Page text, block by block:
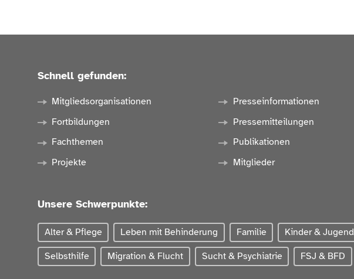
Schnell gefunden:
Mitgliedsorganisationen
Fortbildungen
Fachthemen
Projekte
Presseinformationen
Pressemitteilungen
Publikationen
Mitglieder
Unsere Schwerpunkte:
Alter & Pflege Leben mit Behinderung Familie Kinder & Jugend
Selbsthilfe Migration & Flucht Sucht & Psychiatrie FSJ & BFD